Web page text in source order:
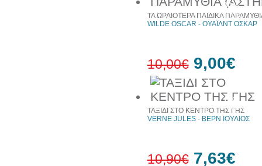
30%
έκπτωση
web
10%
έκπτωση
ΤΑ ΩΡΑΙΟΤΕΡΑ ΠΑΙΔΙΚΑ
WILDE OSCAR - ΟΥΑΪΛΝΤ ΟΣΚΑΡ
10,00€ 9,00€
ΤΑΞΙΔΙ ΣΤΟ ΚΕΝΤΡΟ ΤΗΣ ΓΗΣ
VERNE JULES - ΒΕΡΝ ΙΟΥΛΙΟΣ
10,90€ 7,63€